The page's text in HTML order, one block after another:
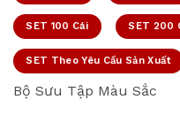
SET 100 Cái SET 200
SET Theo Yêu Cầu Sản Xuất
Bộ Sưu Tập Màu Sắc